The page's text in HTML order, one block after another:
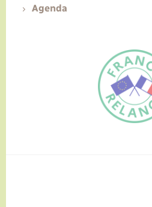
FR
Agenda